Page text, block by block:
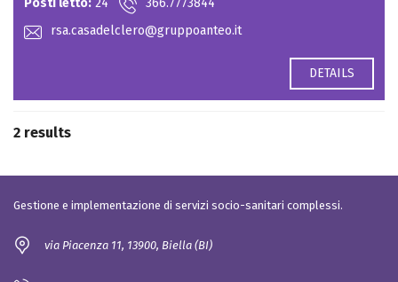
rsa.casadelclero@gruppoanteo.it
DETAILS
2 results
Gestione e implementazione di servizi socio-sanitari complessi.
via Piacenza 11, 13900, Biella (BI)